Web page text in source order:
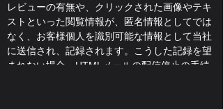
レビューの有無や、クリックされた画像やテキ
ストといった閲覧情報が、匿名情報としてでは
なく、お客様個人を識別可能な情報として当社
に送信され、記録されます。こうした記録を望
まれない場合、HTMLメールの配信停止の手続